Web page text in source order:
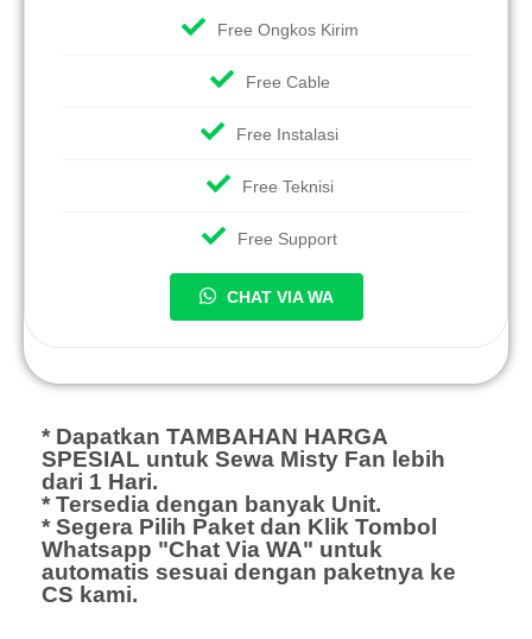
Free Ongkos Kirim
Free Cable
Free Instalasi
Free Teknisi
Free Support
CHAT VIA WA
* Dapatkan TAMBAHAN HARGA
SPESIAL untuk Sewa Misty Fan lebih
dari 1 Hari.
* Tersedia dengan banyak Unit.
* Segera Pilih Paket dan Klik Tombol
Whatsapp "Chat Via WA" untuk
automatis sesuai dengan paketnya ke
CS kami.